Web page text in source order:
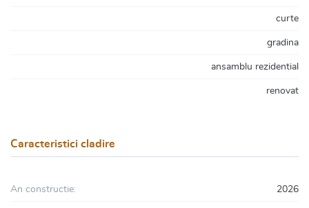
curte
gradina
ansamblu rezidential
renovat
Caracteristici cladire
An constructie: 2026